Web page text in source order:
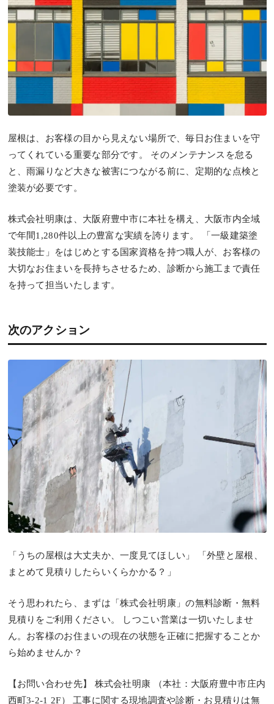
屋根は、お客様の目から見えない場所で、毎日お住まいを守
ってくれている重要な部分です。 そのメンテナンスを怠る
と、雨漏りなど大きな被害につながる前に、定期的な点検と
塗装が必要です。
株式会社明康は、大阪府豊中市に本社を構え、大阪市内全域
で年間1,280件以上の豊富な実績を誇ります。 「一級建築塗
装技能士」をはじめとする国家資格を持つ職人が、お客様の
大切なお住まいを長持ちさせるため、診断から施工まで責任
を持って担当いたします。
次のアクション
「うちの屋根は大丈夫か、一度見てほしい」 「外壁と屋根、
まとめて見積りしたらいくらかかる？」
そう思われたら、まずは「株式会社明康」の無料診断・無料
見積りをご利用ください。 しつこい営業は一切いたしませ
ん。お客様のお住まいの現在の状態を正確に把握することか
ら始めませんか？
【お問い合わせ先】 株式会社明康 （本社：大阪府豊中市庄内
西町3-2-1 2F） 工事に関する現地調査や診断・お見積りは無